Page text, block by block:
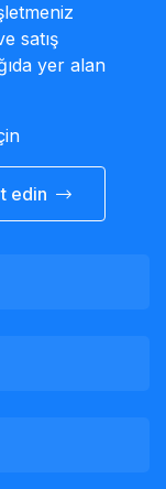
satış
yer alan
edin